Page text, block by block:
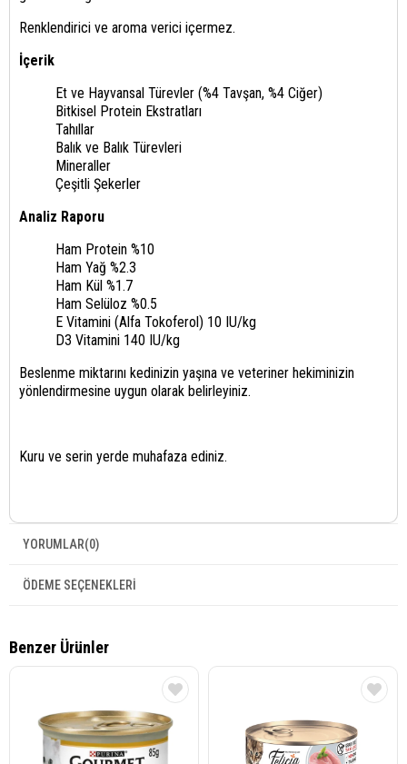
Renklendirici ve aroma verici içermez.
İçerik
Et ve Hayvansal Türevler (%4 Tavşan, %4 Ciğer)
Bitkisel Protein Ekstratları
Tahıllar
Balık ve Balık Türevleri
Mineraller
Çeşitli Şekerler
Analiz Raporu
Ham Protein %10
Ham Yağ %2.3
Ham Kül %1.7
Ham Selüloz %0.5
E Vitamini (Alfa Tokoferol) 10 IU/kg
D3 Vitamini 140 IU/kg
Beslenme miktarını kedinizin yaşına ve veteriner hekiminizin
yönlendirmesine uygun olarak belirleyiniz.
Kuru ve serin yerde muhafaza ediniz.
YORUMLAR(0)
ÖDEME SEÇENEKLERI
Benzer Ürünler